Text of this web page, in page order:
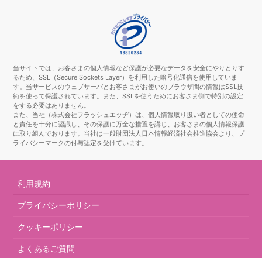
当サイトでは、お客さまの個人情報など保護が必要なデータを安全にやりとりす
るため、SSL（Secure Sockets Layer）を利用した暗号化通信を使用していま
す。当サービスのウェブサーバとお客さまがお使いのブラウザ間の情報はSSL技
術を使って保護されています。また、SSLを使うためにお客さま側で特別の設定
をする必要はありません。
また、当社（株式会社フラッシュエッヂ）は、個人情報取り扱い者としての使命
と責任を十分に認識し、その保護に万全な措置を講じ、お客さまの個人情報保護
に取り組んでおります。当社は一般財団法人日本情報経済社会推進協会より、プ
ライバシーマークの付与認定を受けています。
利用規約
プライバシーポリシー
クッキーポリシー
よくあるご質問